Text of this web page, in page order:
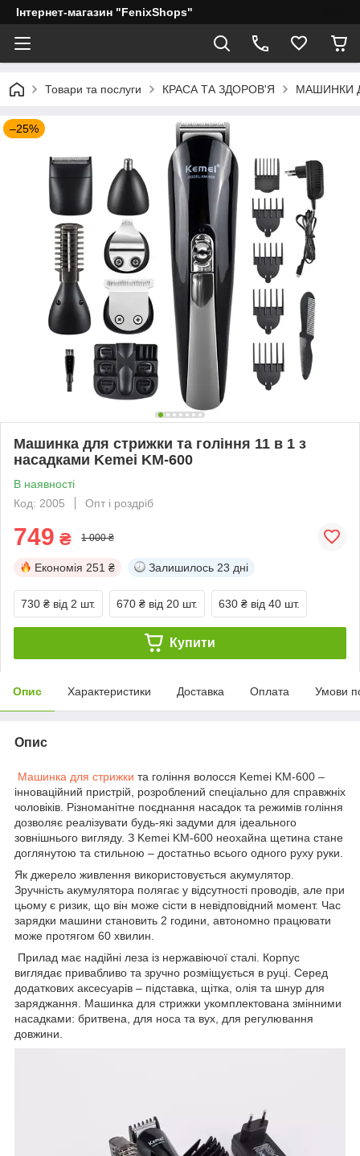
Інтернет-магазин "FenixShops"
Товари та послуги КРАСА ТА ЗДОРОВ'Я МАШИНКИ
–25%
Машинка для стрижки та гоління 11 в 1 з
насадками Kemei KM-600
В наявності
Код: 2005
Опт і роздріб
749 ₴ 1 000 ₴
Економія 251 ₴ Залишилось 23 дні
730 ₴ від 2 шт. 670 ₴ від 20 шт. 630 ₴ від 40 шт.
Купити
Опис Характеристики Доставка Оплата Умови
Опис
Машинка для стрижки та гоління волосся Kemei KM-600 –
інноваційний пристрій, розроблений спеціально для справжніх
чоловіків. Різноманітне поєднання насадок та режимів гоління
дозволяє реалізувати будь-які задуми для ідеального
зовнішнього вигляду. З Kemei KM-600 неохайна щетина стане
доглянутою та стильною – достатньо всього одного руху руки.
Як джерело живлення використовується акумулятор.
Зручність акумулятора полягає у відсутності проводів, але при
цьому є ризик, що він може сісти в невідповідний момент. Час
зарядки машини становить 2 години, автономно працювати
може протягом 60 хвилин.
Прилад має надійні леза із нержавіючої сталі. Корпус
виглядає привабливо та зручно розміщується в руці. Серед
додаткових аксесуарів – підставка, щітка, олія та шнур для
заряджання. Машинка для стрижки укомплектована змінними
насадками: бритвена, для носа та вух, для регулювання
довжини.